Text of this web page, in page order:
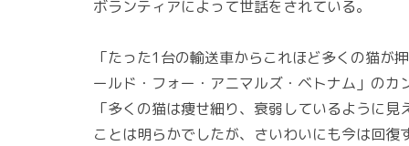
ボランティアによって世話をされている。
「たった1台の輸送車からこれほど多くの猫が
ールド・フォー・アニマルズ・ベトナム」の
「多くの猫は痩せ細り、衰弱しているように
ことは明らかでしたが、さいわいにも今は回